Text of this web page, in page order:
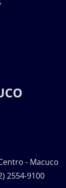
- Macuco
2554-9100